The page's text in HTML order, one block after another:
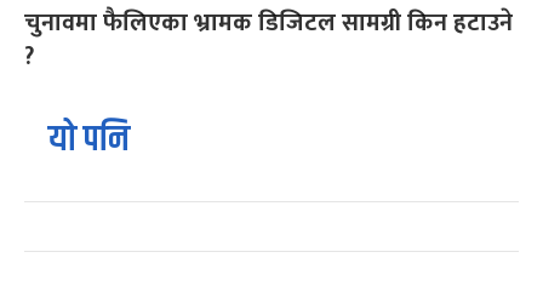
चुनावमा फैलिएका भ्रामक डिजिटल सामग्री किन हटाउने
?
यो पनि